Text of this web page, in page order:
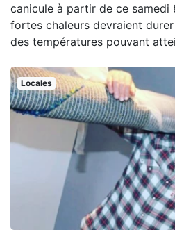
canicule à partir de ce samedi
fortes chaleurs devraient
des températures pouvant
Locales